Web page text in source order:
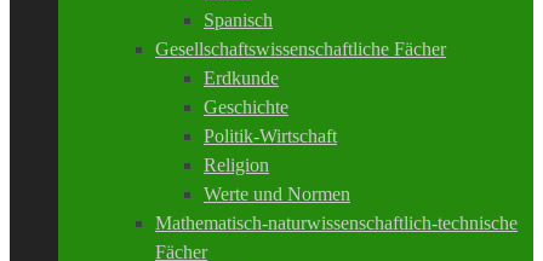
Spanisch
Gesellschaftswissenschaftliche Fächer
Erdkunde
Geschichte
Politik-Wirtschaft
Religion
Werte und Normen
Mathematisch-naturwissenschaftlich-technische
Fächer